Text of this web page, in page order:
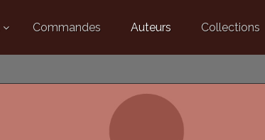
Commandes Auteurs Collections